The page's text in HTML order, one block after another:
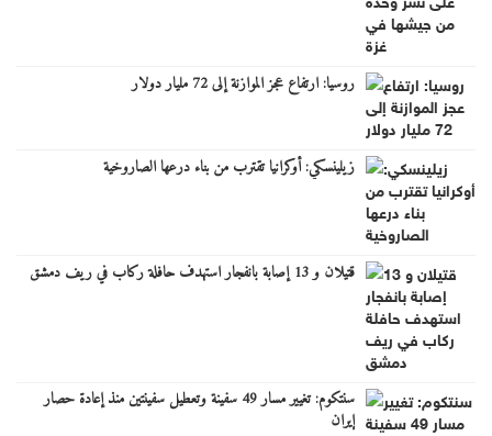
روسيا: ارتفاع عجز الموازنة إلى 72 مليار دولار
زيلينسكي: أوكرانيا تقترب من بناء درعها الصاروخية
قتيلان و 13 إصابة بانفجار استهدف حافلة ركاب في ريف دمشق
سنتكوم: تغيير مسار 49 سفينة وتعطيل سفينتين منذ إعادة حصار
إيران